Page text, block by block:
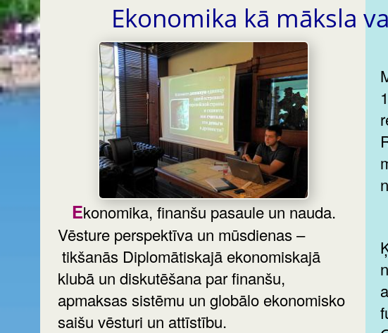
Ekonomika kā māksla
Ekonomika, finanšu pasaule un nauda.
Vēsture perspektīva un mūsdienas –
tikšanās Diplomātiskajā ekonomiskajā
klubā un diskutēšana par finanšu,
apmaksas sistēmu un globālo ekonomisko
saišu vēsturi un attīstību.